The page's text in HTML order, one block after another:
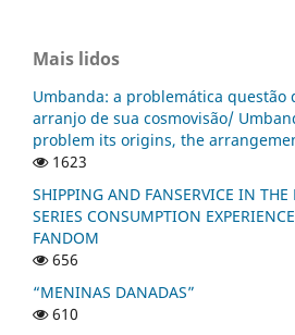
Mais lidos
Umbanda: a problemática questão
arranjo de sua cosmovisão/
problem its origins, the
1623
SHIPPING AND FANSERVICE IN THE
SERIES CONSUMPTION
FANDOM
656
“MENINAS DANADAS”
610